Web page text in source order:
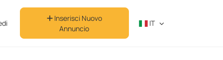
Inserisci Nuovo
Annuncio
IT